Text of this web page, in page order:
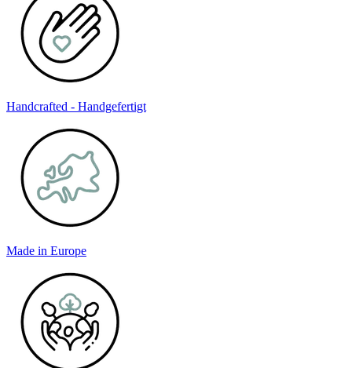
Handcrafted - Handgefertigt
Made in Europe